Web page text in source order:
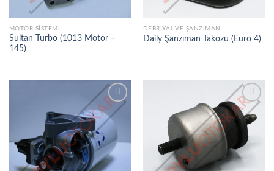
MOTOR SISTEMI
Sultan Turbo (1013 Motor –
145)
DEBRIYAJ VE ŞANZIMAN
Daily Şanzıman Takozu (Euro 4)
İSTEK
LISTEME
EKLE
LISTEME
EKLE